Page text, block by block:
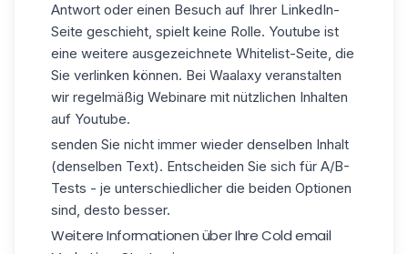
Antwort oder einen Besuch auf Ihrer LinkedIn-
Seite geschieht, spielt keine Rolle. Youtube ist
eine weitere ausgezeichnete Whitelist-Seite, die
Sie verlinken können. Bei Waalaxy veranstalten
wir regelmäßig Webinare mit nützlichen Inhalten
auf Youtube.
senden Sie nicht immer wieder denselben Inhalt
(denselben Text). Entscheiden Sie sich für A/B-
Tests - je unterschiedlicher die beiden Optionen
sind, desto besser.
Weitere Informationen über Ihre Cold email